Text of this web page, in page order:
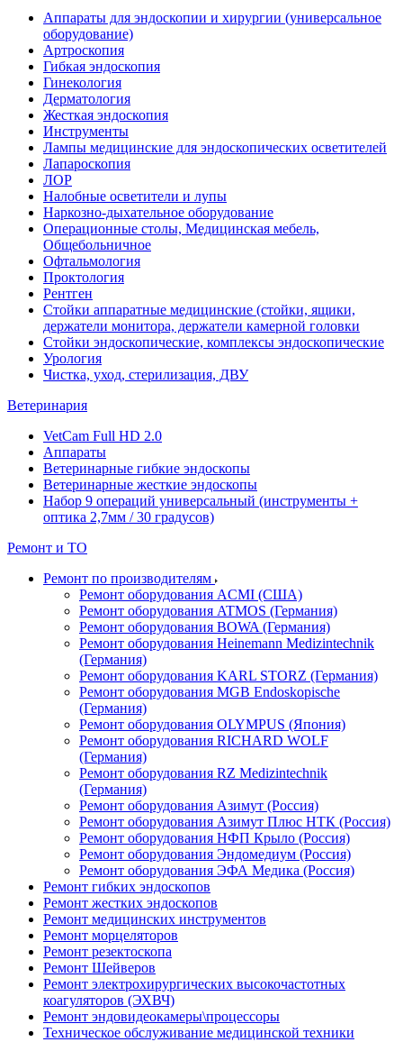
Аппараты для эндоскопии и хирургии (универсальное
оборудование)
Артроскопия
Гибкая эндоскопия
Гинекология
Дерматология
Жесткая эндоскопия
Инструменты
Лампы медицинские для эндоскопических осветителей
Лапароскопия
ЛОР
Налобные осветители и лупы
Наркозно-дыхательное оборудование
Операционные столы, Медицинская мебель,
Общебольничное
Офтальмология
Проктология
Рентген
Стойки аппаратные медицинские (стойки, ящики,
держатели монитора, держатели камерной головки
Стойки эндоскопические, комплексы эндоскопические
Урология
Чистка, уход, стерилизация, ДВУ
Ветеринария
VetCam Full HD 2.0
Аппараты
Ветеринарные гибкие эндоскопы
Ветеринарные жесткие эндоскопы
Набор 9 операций универсальный (инструменты +
оптика 2,7мм / 30 градусов)
Ремонт и ТО
Ремонт по производителям
Ремонт оборудования ACMI (США)
Ремонт оборудования ATMOS (Германия)
Ремонт оборудования BOWA (Германия)
Ремонт оборудования Heinemann Medizintechnik
(Германия)
Ремонт оборудования KARL STORZ (Германия)
Ремонт оборудования MGB Endoskopische
(Германия)
Ремонт оборудования OLYMPUS (Япония)
Ремонт оборудования RICHARD WOLF
(Германия)
Ремонт оборудования RZ Medizintechnik
(Германия)
Ремонт оборудования Азимут (Россия)
Ремонт оборудования Азимут Плюс НТК (Россия)
Ремонт оборудования НФП Крыло (Россия)
Ремонт оборудования Эндомедиум (Россия)
Ремонт оборудования ЭФА Медика (Россия)
Ремонт гибких эндоскопов
Ремонт жестких эндоскопов
Ремонт медицинских инструментов
Ремонт морцеляторов
Ремонт резектоскопа
Ремонт Шейверов
Ремонт электрохирургических высокочастотных
коагуляторов (ЭХВЧ)
Ремонт эндовидеокамеры\процессоры
Техническое обслуживание медицинской техники